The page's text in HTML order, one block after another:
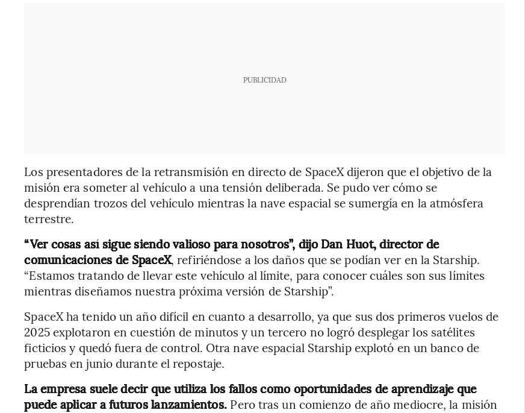
PUBLICIDAD
Los presentadores de la retransmisión en directo de SpaceX dijeron que el objetivo de la
misión era someter al vehículo a una tensión deliberada. Se pudo ver cómo se
desprendían trozos del vehículo mientras la nave espacial se sumergía en la atmósfera
terrestre.
“Ver cosas así sigue siendo valioso para nosotros”, dijo Dan Huot, director de
comunicaciones de SpaceX, refiriéndose a los daños que se podían ver en la Starship.
“Estamos tratando de llevar este vehículo al límite, para conocer cuáles son sus límites
mientras diseñamos nuestra próxima versión de Starship”.
SpaceX ha tenido un año difícil en cuanto a desarrollo, ya que sus dos primeros vuelos de
2025 explotaron en cuestión de minutos y un tercero no logró desplegar los satélites
ficticios y quedó fuera de control. Otra nave espacial Starship explotó en un banco de
pruebas en junio durante el repostaje.
La empresa suele decir que utiliza los fallos como oportunidades de aprendizaje que
puede aplicar a futuros lanzamientos. Pero tras un comienzo de año mediocre, la misión